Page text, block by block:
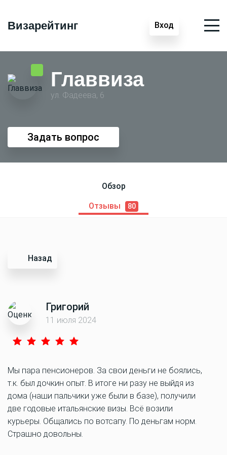
Визарейтинг Вход
Главвиза
ул. Фадеева, 6
Задать вопрос
Обзор
Отзывы 80
Назад
Григорий
11 июля 2024
Мы пара пенсионеров. За свои деньги не боялись,
т.к. был дочкин опыт. В итоге ни разу не выйдя из
дома (наши пальчики уже были в базе), получили
две годовые итальянские визы. Всё возили
курьеры. Общались по вотсапу. По деньгам норм.
Страшно довольны.